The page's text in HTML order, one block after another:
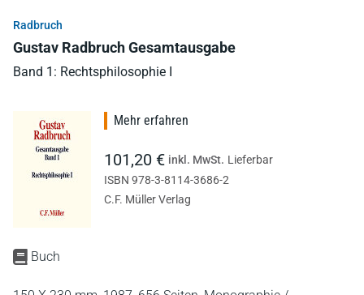
Radbruch
Gustav Radbruch Gesamtausgabe
Band 1: Rechtsphilosophie I
Buch
Mehr erfahren
101,20 € inkl. MwSt. Lieferbar
ISBN 978-3-8114-3686-2
C.F. Müller Verlag